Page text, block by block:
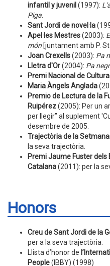
infantil y juvenil (1997):
Piga
Sant Jordi de novel·la
Apel·les Mestres(2003):
món [juntament amb P.
Joan Crexells(2003): Pa
Lletra d'Or(2004): Pa
Premi Nacional de
Maria Àngels Anglada
Premio de Lectura de la
Ruipérez(2005): Per un
per llegir” al suplement
desembre de 2005.
Trajectòria de la
la seva trajectòria.
Premi Jaume Fuster dels
Catalana(2011): per la
Honors
Creu de Sant Jordi de la
per a la seva trajectòria.
Llista d’honor de
People(IBBY) (1998)